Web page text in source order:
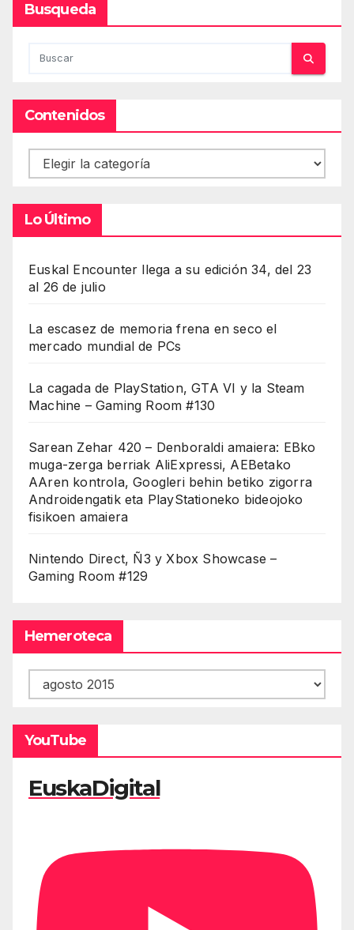
Busqueda
Contenidos
Contenidos
Lo Último
Euskal Encounter llega a su edición 34, del 23
al 26 de julio
La escasez de memoria frena en seco el
mercado mundial de PCs
La cagada de PlayStation, GTA VI y la Steam
Machine – Gaming Room #130
Sarean Zehar 420 – Denboraldi amaiera: EBko
muga-zerga berriak AliExpressi, AEBetako
AAren kontrola, Googleri behin betiko zigorra
Androidengatik eta PlayStationeko bideojoko
fisikoen amaiera
Nintendo Direct, Ñ3 y Xbox Showcase –
Gaming Room #129
Hemeroteca
Hemeroteca
YouTube
EuskaDigital